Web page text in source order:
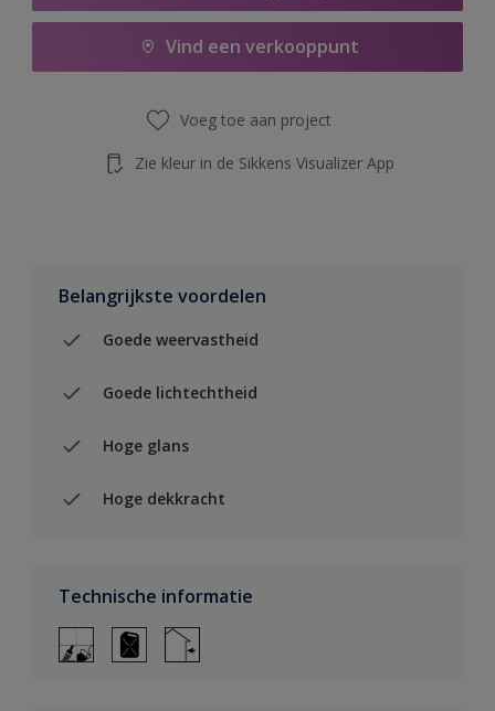
Vind een verkooppunt
Voeg toe aan project
Zie kleur in de Sikkens Visualizer App
Belangrijkste voordelen
Goede weervastheid
Goede lichtechtheid
Hoge glans
Hoge dekkracht
Technische informatie